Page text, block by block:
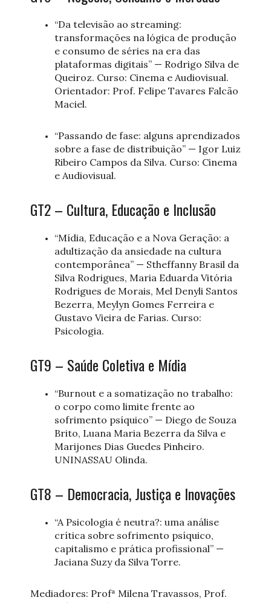
“Da televisão ao streaming:
transformações na lógica de produção
e consumo de séries na era das
plataformas digitais” — Rodrigo Silva de
Queiroz. Curso: Cinema e Audiovisual.
Orientador: Prof. Felipe Tavares Falcão
Maciel.
“Passando de fase: alguns aprendizados
sobre a fase de distribuição” — Igor Luiz
Ribeiro Campos da Silva. Curso: Cinema
e Audiovisual.
GT2 – Cultura, Educação e Inclusão
“Mídia, Educação e a Nova Geração: a
adultização da ansiedade na cultura
contemporânea” — Stheffanny Brasil da
Silva Rodrigues, Maria Eduarda Vitória
Rodrigues de Morais, Mel Denyli Santos
Bezerra, Meylyn Gomes Ferreira e
Gustavo Vieira de Farias. Curso:
Psicologia.
GT9 – Saúde Coletiva e Mídia
“Burnout e a somatização no trabalho:
o corpo como limite frente ao
sofrimento psíquico” — Diego de Souza
Brito, Luana Maria Bezerra da Silva e
Marijones Dias Guedes Pinheiro.
UNINASSAU Olinda.
GT8 – Democracia, Justiça e Inovações
“A Psicologia é neutra?: uma análise
crítica sobre sofrimento psíquico,
capitalismo e prática profissional” —
Jaciana Suzy da Silva Torre.
Mediadores: Profª Milena Travassos, Prof.